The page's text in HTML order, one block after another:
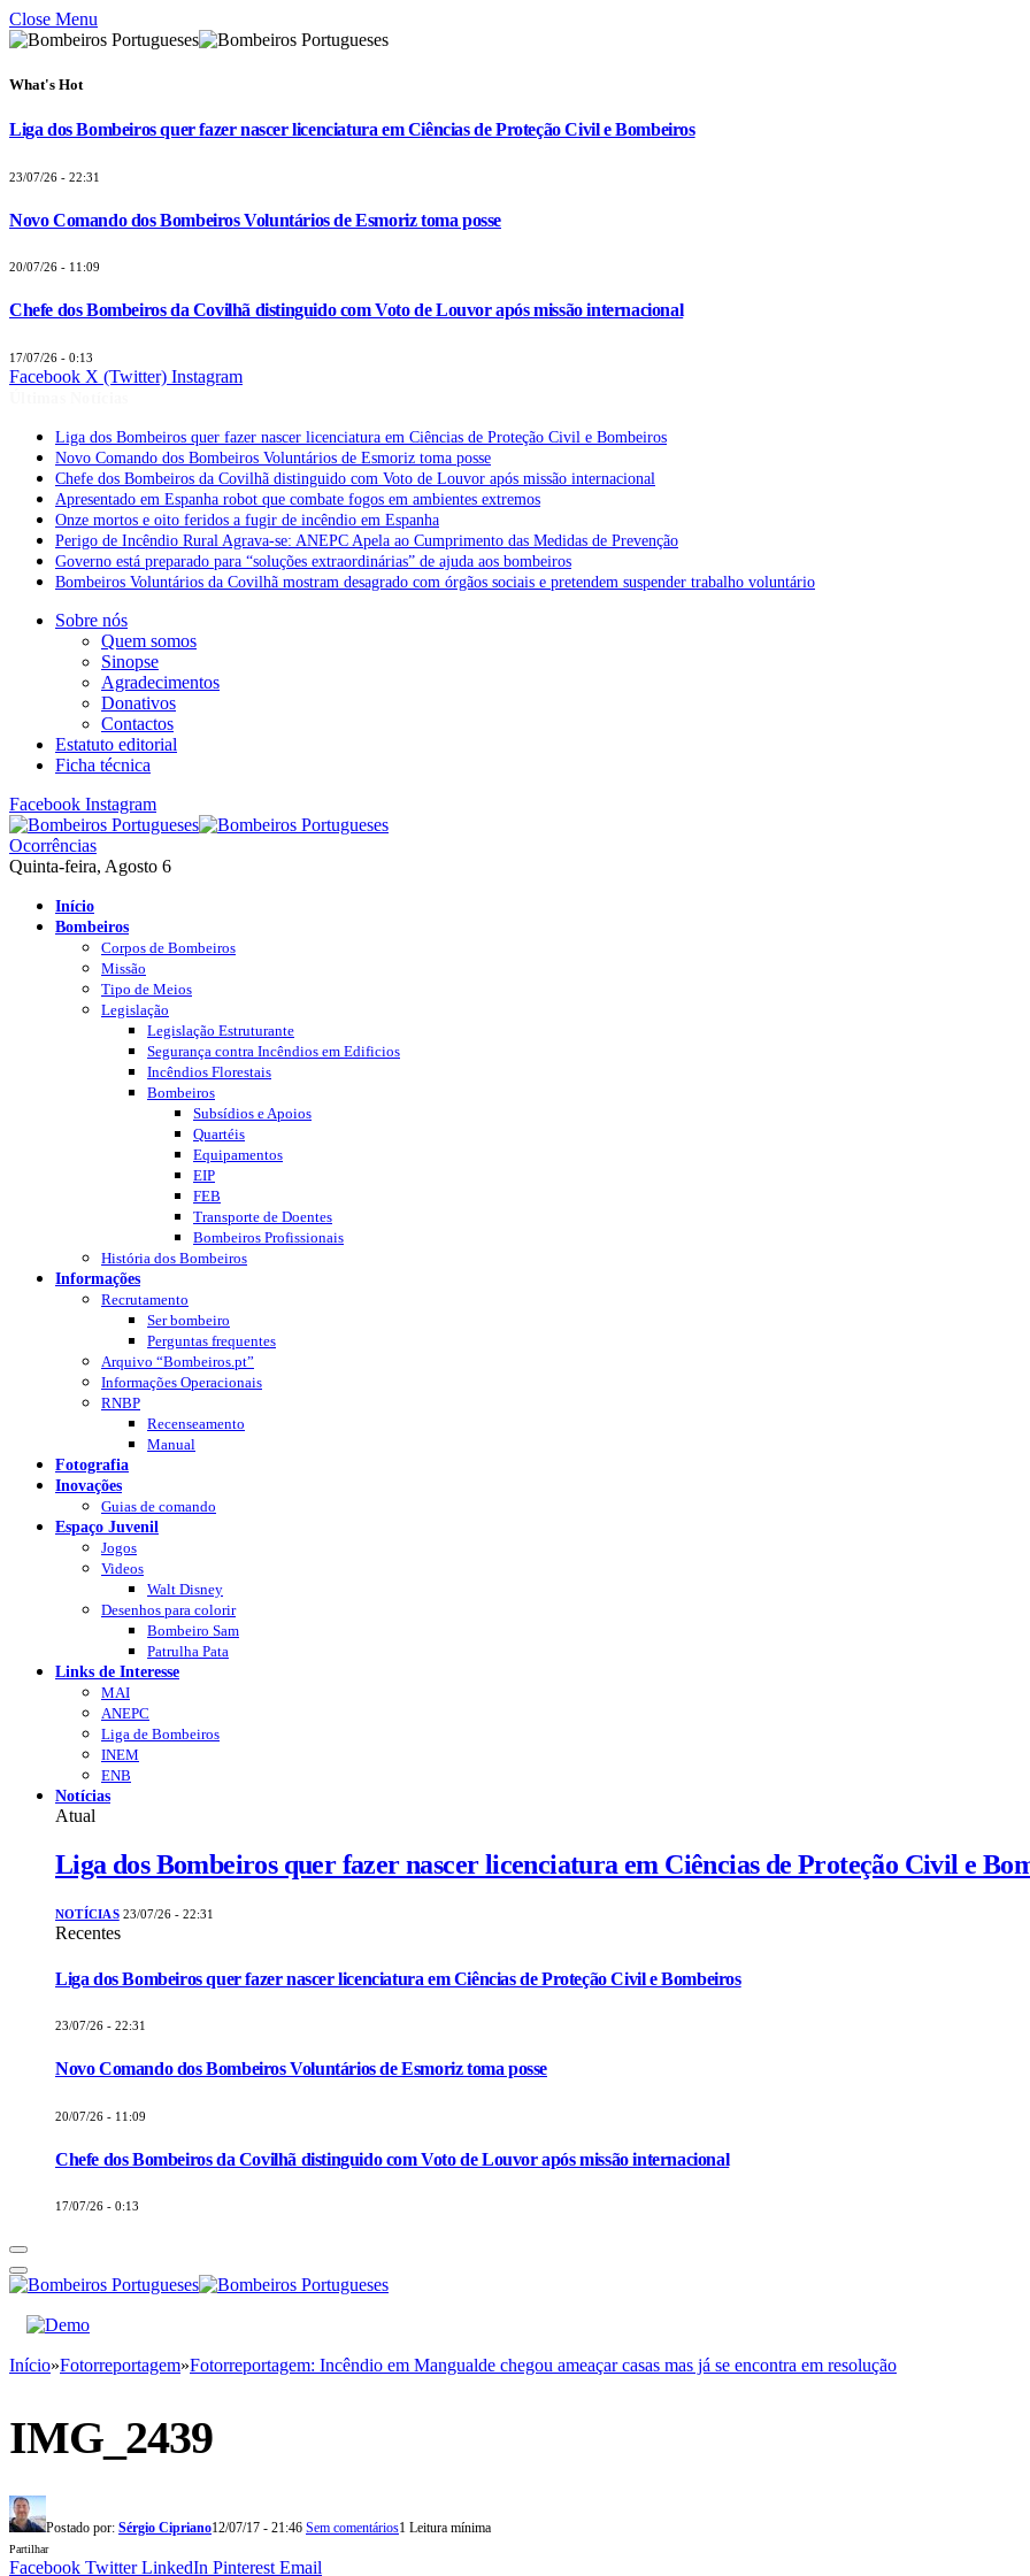
Close Menu
What's Hot
Liga dos Bombeiros quer fazer nascer licenciatura em Ciências de Proteção Civil e Bombeiros
23/07/26 - 22:31
Novo Comando dos Bombeiros Voluntários de Esmoriz toma posse
20/07/26 - 11:09
Chefe dos Bombeiros da Covilhã distinguido com Voto de Louvor após missão internacional
17/07/26 - 0:13
Facebook X (Twitter) Instagram
Liga dos Bombeiros quer fazer nascer licenciatura em Ciências de Proteção Civil e Bombeiros
Novo Comando dos Bombeiros Voluntários de Esmoriz toma posse
Chefe dos Bombeiros da Covilhã distinguido com Voto de Louvor após missão internacional
Apresentado em Espanha robot que combate fogos em ambientes extremos
Onze mortos e oito feridos a fugir de incêndio em Espanha
Perigo de Incêndio Rural Agrava-se: ANEPC Apela ao Cumprimento das Medidas de Prevenção
Governo está preparado para “soluções extraordinárias” de ajuda aos bombeiros
Bombeiros Voluntários da Covilhã mostram desagrado com órgãos sociais e pretendem suspender trabalho voluntário
Sobre nós
Quem somos
Sinopse
Agradecimentos
Donativos
Contactos
Estatuto editorial
Ficha técnica
Facebook Instagram
Ocorrências
Quinta-feira, Agosto 6
Início
Bombeiros
Corpos de Bombeiros
Missão
Tipo de Meios
Legislação
Legislação Estruturante
Segurança contra Incêndios em Edificios
Incêndios Florestais
Bombeiros
Subsídios e Apoios
Quartéis
Equipamentos
EIP
FEB
Transporte de Doentes
Bombeiros Profissionais
História dos Bombeiros
Informações
Recrutamento
Ser bombeiro
Perguntas frequentes
Arquivo “Bombeiros.pt”
Informações Operacionais
RNBP
Recenseamento
Manual
Fotografia
Inovações
Guias de comando
Espaço Juvenil
Jogos
Videos
Walt Disney
Desenhos para colorir
Bombeiro Sam
Patrulha Pata
Links de Interesse
MAI
ANEPC
Liga de Bombeiros
INEM
ENB
Notícias
Atual
Liga dos Bombeiros quer fazer nascer licenciatura em Ciências de Proteção Civil e
NOTÍCIAS 23/07/26 - 22:31
Recentes
Liga dos Bombeiros quer fazer nascer licenciatura em Ciências de Proteção Civil e Bombeiros
23/07/26 - 22:31
Novo Comando dos Bombeiros Voluntários de Esmoriz toma posse
20/07/26 - 11:09
Chefe dos Bombeiros da Covilhã distinguido com Voto de Louvor após missão internacional
17/07/26 - 0:13
Início»Fotorreportagem»Fotorreportagem: Incêndio em Mangualde chegou ameaçar casas mas já se encontra em resolução
IMG_2439
Postado por: Sérgio Cipriano12/07/17 - 21:46 Sem comentários1 Leitura mínima
Partilhar
Facebook Twitter LinkedIn Pinterest Email